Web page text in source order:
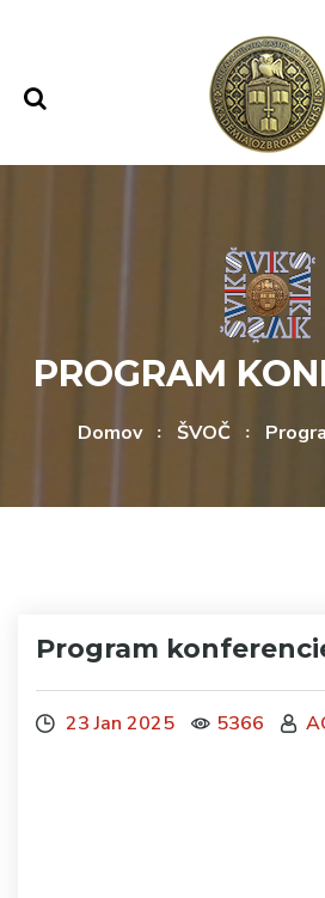
PROGRAM
Domov ŠVOČ
Program
23 Jan 2025 5366